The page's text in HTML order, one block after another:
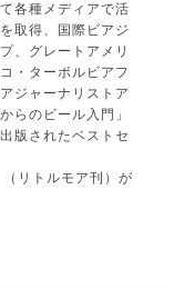
各種メディアで活
取得、国際ビアジ
、グレートアメリ
・ターボルビアフ
ジャーナリストア
らのビール入門」
版されたベストセ
（リトルモア刊）が